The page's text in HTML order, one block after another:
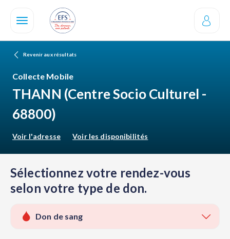
contenu
Revenir aux résultats
Collecte Mobile
THANN (Centre Socio Culturel -
68800)
Voir l'adresse Voir les disponibilités
Sélectionnez votre rendez-vous
selon votre type de don.
Don de sang